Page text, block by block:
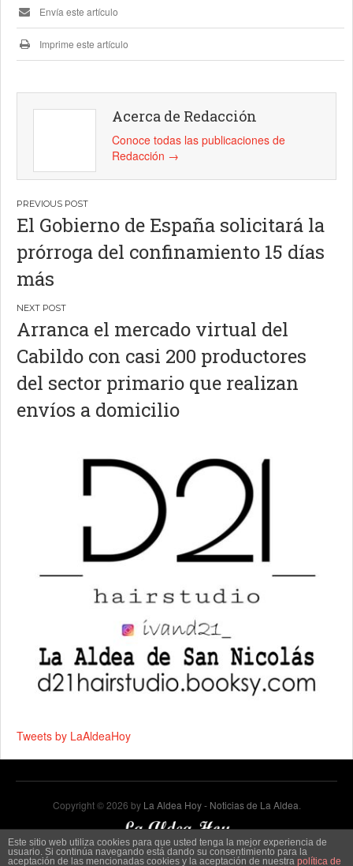
Envía este artículo
Imprime este artículo
Acerca de Redacción
Conoce todas las publicaciones de
Redacción →
Navegación
de
entradas
El Gobierno de España solicitará la
prórroga del confinamiento 15 días
más
Arranca el mercado virtual del
Cabildo con casi 200 productores
del sector primario que realizan
envíos a domicilio
Tweets by LaAldeaHoy
Copyright © 2026 by La Aldea Hoy - Noticias de La Aldea
Este sitio web utiliza cookies para que usted tenga la mejor experiencia de
usuario. Si continúa navegando está dando su consentimiento para la
aceptación de las mencionadas cookies y la aceptación de nuestra política de